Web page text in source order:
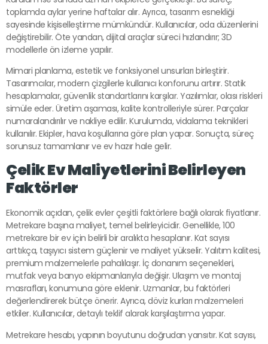
toplamda aylar yerine haftalar alır. Ayrıca, tasarım esnekliği
sayesinde kişiselleştirme mümkündür. Kullanıcılar, oda düzenlerini
değiştirebilir. Öte yandan, dijital araçlar süreci hızlandırır; 3D
modellerle ön izleme yapılır.
Mimari planlama, estetik ve fonksiyonel unsurları birleştirir.
Tasarımcılar, modern çizgilerle kullanıcı konforunu artırır. Statik
hesaplamalar, güvenlik standartlarını karşılar. Yazılımlar, olası riskleri
simüle eder. Üretim aşaması, kalite kontrolleriyle sürer. Parçalar
numaralandırılır ve nakliye edilir. Kurulumda, vidalama teknikleri
kullanılır. Ekipler, hava koşullarına göre plan yapar. Sonuçta, süreç
sorunsuz tamamlanır ve ev hazır hale gelir.
Çelik Ev Maliyetlerini Belirleyen
Faktörler
Ekonomik açıdan, çelik evler çeşitli faktörlere bağlı olarak fiyatlanır.
Metrekare başına maliyet, temel belirleyicidir. Genellikle, 100
metrekare bir ev için belirli bir aralıkta hesaplanır. Kat sayısı
arttıkça, taşıyıcı sistem güçlenir ve maliyet yükselir. Yalıtım kalitesi,
premium malzemelerle pahalılaşır. İç donanım seçenekleri,
mutfak veya banyo ekipmanlarıyla değişir. Ulaşım ve montaj
masrafları, konumuna göre eklenir. Uzmanlar, bu faktörleri
değerlendirerek bütçe önerir. Ayrıca, döviz kurları malzemeleri
etkiler. Kullanıcılar, detaylı teklif alarak karşılaştırma yapar.
Metrekare hesabı, yapının boyutunu doğrudan yansıtır. Kat sayısı,